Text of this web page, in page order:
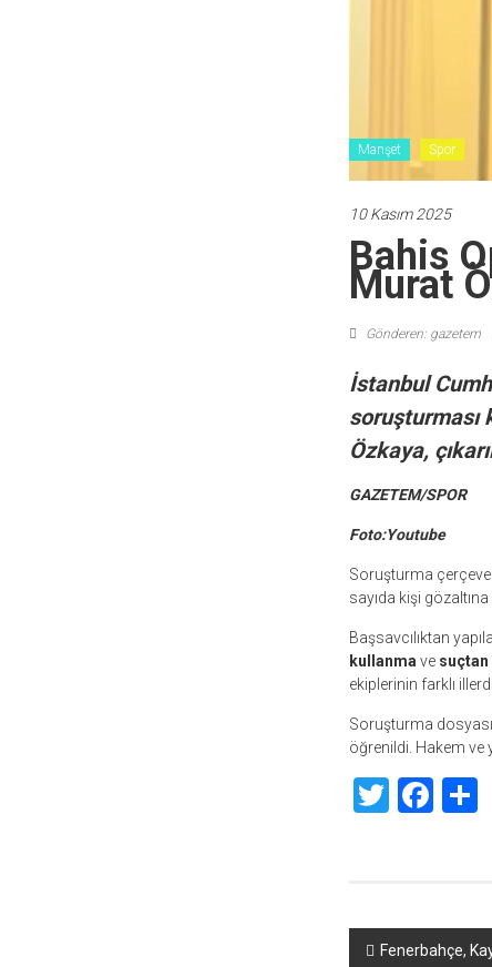
Manşet Spor
10 Kasım 2025
Bahis
Murat
Gönderen: gazetem
İstanbul
soruşturması
Özkaya,
GAZETEM/SPOR
Foto:Youtube
Soruşturma
sayıda kişi gözaltına
Başsavcılıktan
kullanma ve suçtan
ekiplerinin farklı
Soruşturma
öğrenildi. Hakem ve
Twitter
Yazı
Fenerbahçe,